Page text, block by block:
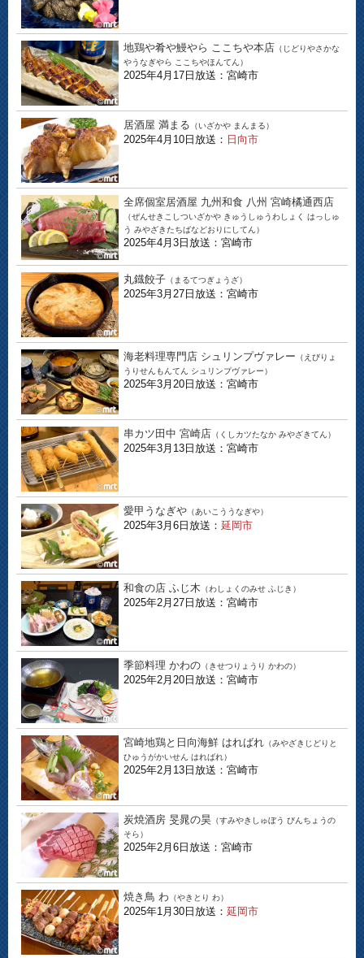
地鶏や肴や鰻やら ここちや本店 （じどりやさかな
やうなぎやら ここちやほんてん）
2025年4月17日放送：宮崎市
居酒屋 満まる （いざかや まんまる）
2025年4月10日放送： 日向市
全席個室居酒屋 九州和食 八州 宮崎橘通西店
（ぜんせきこしついざかや きゅうしゅうわしょく はっしゅ
う みやざきたちばなどおりにしてん）
2025年4月3日放送：宮崎市
丸鐡餃子 （まるてつぎょうざ）
2025年3月27日放送：宮崎市
海老料理専門店 シュリンプヴァレー （えびりょ
うりせんもんてん シュリンプヴァレー）
2025年3月20日放送：宮崎市
串カツ田中 宮崎店 （くしカツたなか みやざきてん）
2025年3月13日放送：宮崎市
愛甲うなぎや （あいこううなぎや）
2025年3月6日放送： 延岡市
和食の店 ふじ木 （わしょくのみせ ふじき）
2025年2月27日放送：宮崎市
季節料理 かわの （きせつりょうり かわの）
2025年2月20日放送：宮崎市
宮崎地鶏と日向海鮮 はればれ （みやざきじどりと
ひゅうがかいせん はればれ）
2025年2月13日放送：宮崎市
炭焼酒房 旻晁の昊 （すみやきしゅぼう びんちょうの
そら）
2025年2月6日放送：宮崎市
焼き鳥 わ （やきとり わ）
2025年1月30日放送： 延岡市